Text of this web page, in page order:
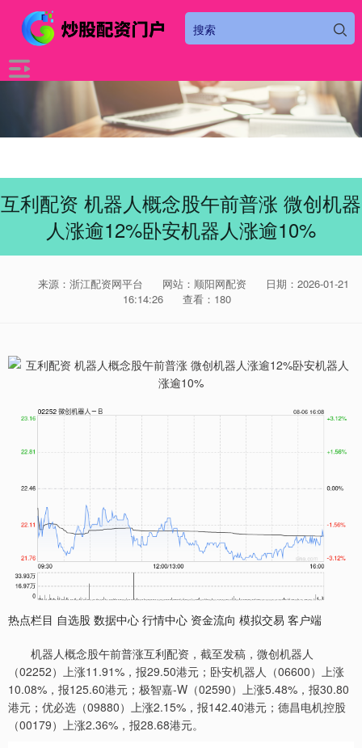
互利配资 机器人概念股午前普涨 微创机器
人涨逾12%卧安机器人涨逾10%
来源：浙江配资网平台 网站：顺阳网配资
日期：2026-01-21
16:14:26
查看：180
热点栏目 自选股 数据中心 行情中心 资金流向 模拟交易 客户端
机器人概念股午前普涨互利配资，截至发稿，微创机器人
（02252）上涨11.91%，报29.50港元；卧安机器人（06600）上涨
10.08%，报125.60港元；极智嘉-W（02590）上涨5.48%，报30.80
港元；优必选（09880）上涨2.15%，报142.40港元；德昌电机控股
（00179）上涨2.36%，报28.68港元。